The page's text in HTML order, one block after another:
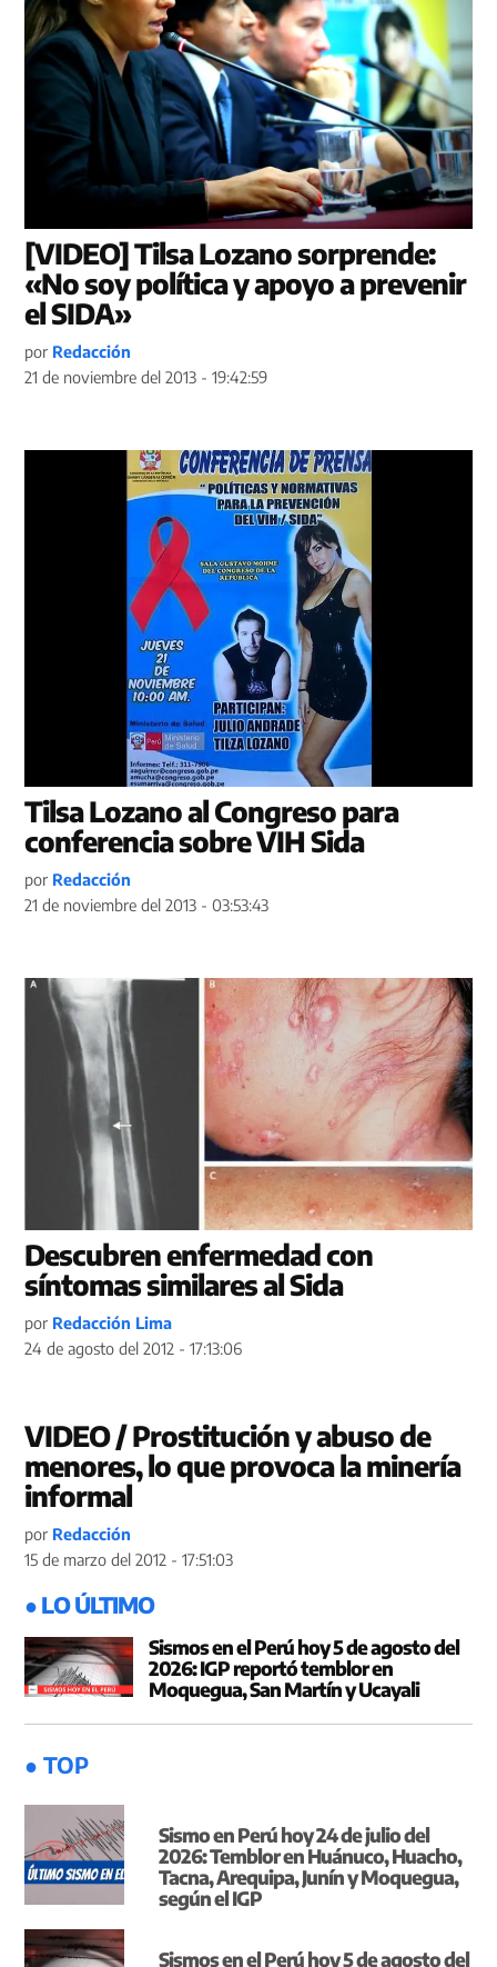
[VIDEO] Tilsa Lozano sorprende:
«No soy política y apoyo a prevenir
el SIDA»
por Redacción
21 de noviembre del 2013 - 19:42:59
Tilsa Lozano al Congreso para
conferencia sobre VIH Sida
por Redacción
21 de noviembre del 2013 - 03:53:43
Descubren enfermedad con
síntomas similares al Sida
por Redacción Lima
24 de agosto del 2012 - 17:13:06
VIDEO / Prostitución y abuso de
menores, lo que provoca la minería
informal
por Redacción
15 de marzo del 2012 - 17:51:03
● LO ÚLTIMO
Sismos en el Perú hoy 5 de agosto del
2026: IGP reportó temblor en
Moquegua, San Martín y Ucayali
● TOP
Sismo en Perú hoy 24 de julio del
2026: Temblor en Huánuco, Huacho,
Tacna, Arequipa, Junín y Moquegua,
según el IGP
Sismos en el Perú hoy 5 de agosto del